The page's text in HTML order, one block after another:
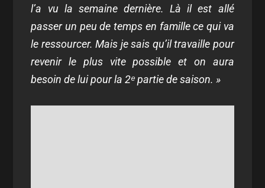
l’a vu la semaine dernière. Là il est allé
passer un peu de temps en famille ce qui va
le ressourcer. Mais je sais qu’il travaille pour
revenir le plus vite possible et on aura
besoin de lui pour la 2ᵉ partie de saison. »